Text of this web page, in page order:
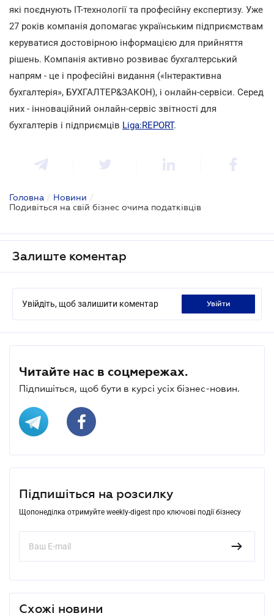
які поєднують ІТ-технології та професійну експертизу. Уже
27 років компанія допомагає українським підприємствам
керуватися достовірною інформацією для прийняття
рішень. Компанія активно розвиває бухгалтерський
напрям - це і професійні видання («Інтерактивна
бухгалтерія», БУХГАЛТЕР&ЗАКОН), і онлайн-сервіси. Серед
них - інноваційний онлайн-сервіс звітності для
бухгалтерів і підприємців Liga:REPORT.
Головна / Новини /
Подивіться на свій бізнес очима податківців
Залиште коментар
Увійдіть, щоб залишити коментар увійти
Читайте нас в соцмережах.
Підпишіться, щоб бути в курсі усіх бізнес-новин.
Підпишіться на розсилку
Щопонеділка отримуйте weekly-digest про ключові події бізнесу
Схожі новини